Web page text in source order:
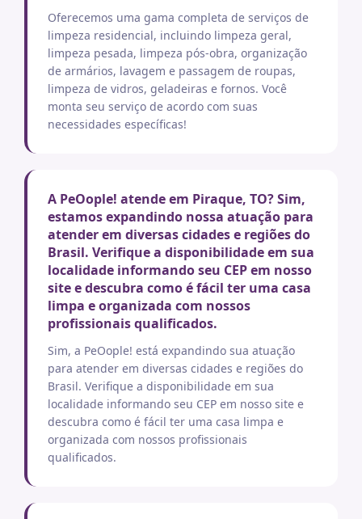
Oferecemos uma gama completa de serviços de
limpeza residencial, incluindo limpeza geral,
limpeza pesada, limpeza pós-obra, organização
de armários, lavagem e passagem de roupas,
limpeza de vidros, geladeiras e fornos. Você
monta seu serviço de acordo com suas
necessidades específicas!
A PeOople! atende em Piraque, TO? Sim,
estamos expandindo nossa atuação para
atender em diversas cidades e regiões do
Brasil. Verifique a disponibilidade em sua
localidade informando seu CEP em nosso
site e descubra como é fácil ter uma casa
limpa e organizada com nossos
profissionais qualificados.
Sim, a PeOople! está expandindo sua atuação
para atender em diversas cidades e regiões do
Brasil. Verifique a disponibilidade em sua
localidade informando seu CEP em nosso site e
descubra como é fácil ter uma casa limpa e
organizada com nossos profissionais
qualificados.